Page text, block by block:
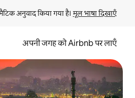
अनुवाद किया गया है। मूल भाषा दिखाएँ
अपनी जगह को Airbnb पर लाएँ